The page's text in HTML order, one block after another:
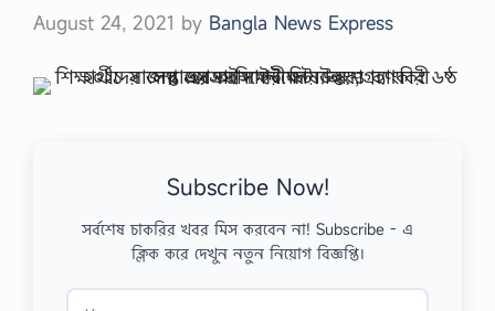
August 24, 2021 by Bangla News Express
Subscribe Now!
সর্বশেষ চাকরির খবর মিস করবেন না! Subscribe - এ
ক্লিক করে দেখুন নতুন নিয়োগ বিজ্ঞপ্তি।